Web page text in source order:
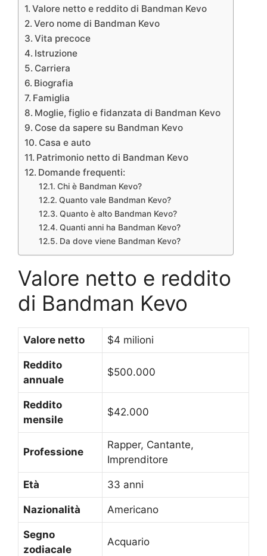
Valore netto e reddito di Bandman Kevo
Vero nome di Bandman Kevo
Vita precoce
Istruzione
Carriera
Biografia
Famiglia
Moglie, figlio e fidanzata di Bandman Kevo
Cose da sapere su Bandman Kevo
Casa e auto
Patrimonio netto di Bandman Kevo
Domande frequenti:
Chi è Bandman Kevo?
Quanto vale Bandman Kevo?
Quanto è alto Bandman Kevo?
Quanti anni ha Bandman Kevo?
Da dove viene Bandman Kevo?
Valore netto e reddito
di Bandman Kevo
Valore netto $4 milioni
Reddito
annuale
$500.000
Reddito
mensile
$42.000
Professione
Rapper, Cantante,
Imprenditore
Età 33 anni
Nazionalità Americano
Segno
zodiacale
Acquario